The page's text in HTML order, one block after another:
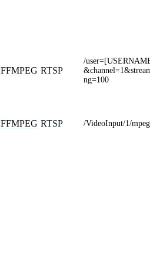
FFMPEG RTSP
/
ng=100
FFMPEG RTSP /VideoInput/1/